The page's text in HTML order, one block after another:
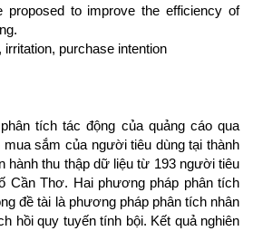
proposed to improve the efficiency of
irritation, purchase intention
tích tác động của quảng cáo qua
sắm của người tiêu dùng tại thành
hành thu thập dữ liệu từ 193 người tiêu
Cần Thơ. Hai phương pháp phân tích
đề tài là phương pháp phân tích nhân
hồi quy tuyến tính bội. Kết quả nghiên